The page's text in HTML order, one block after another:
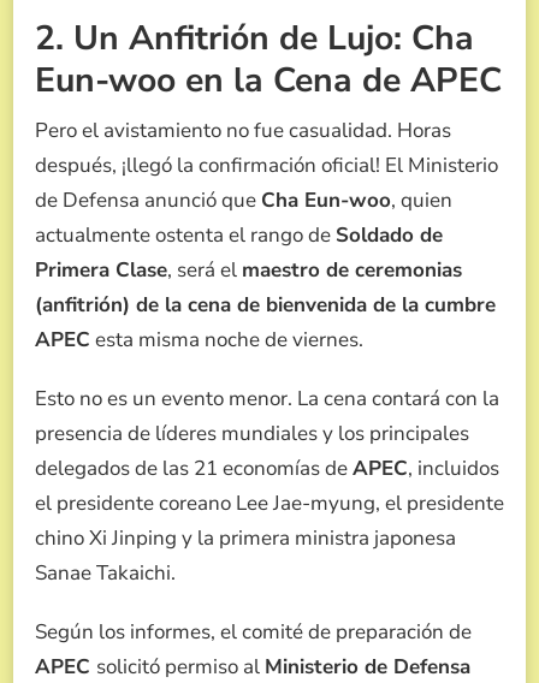
2. Un Anfitrión de Lujo: Cha
Eun-woo en la Cena de APEC
Pero el avistamiento no fue casualidad. Horas
después, ¡llegó la confirmación oficial! El Ministerio
de Defensa anunció que Cha Eun-woo, quien
actualmente ostenta el rango de Soldado de
Primera Clase, será el maestro de ceremonias
(anfitrión) de la cena de bienvenida de la cumbre
APEC esta misma noche de viernes.
Esto no es un evento menor. La cena contará con la
presencia de líderes mundiales y los principales
delegados de las 21 economías deAPEC, incluidos
el presidente coreano Lee Jae-myung, el presidente
chino Xi Jinping y la primera ministra japonesa
Sanae Takaichi.
Según los informes, el comité de preparación de
APEC solicitó permiso al Ministerio de Defensa